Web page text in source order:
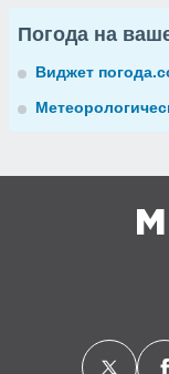
Погода на
Виджет